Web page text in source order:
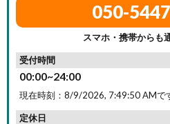
050-
スマホ・携帯からも
受付時間
00:00~24:00
現在時刻： 8/9/2026, 7:49:51 AMで
定休日